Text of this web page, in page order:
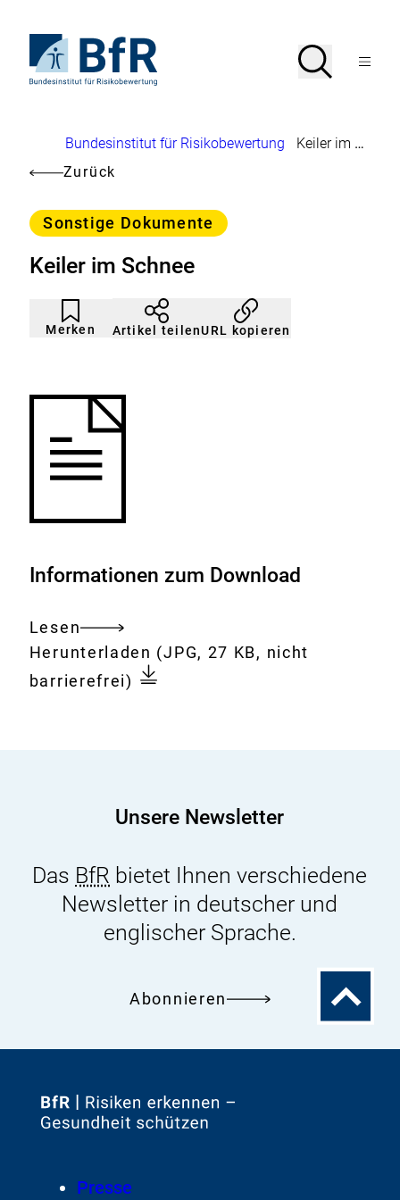
Seiteninhalt
springenStartseite
von
Suche
SucheMenü
Brotkrumennavigation
Bundesinstitut für Risikobewertung
Keiler im Schnee
Zurück
Kategorie
Sonstige Dokumente
Keiler im Schnee
Merken
Artikel
nicht
gemerkt
Durch
Klicken
der
Artikel teilenURL kopieren
Informationen zum Download
Lesen
Gesamtes
Dokument
Download:
Herunterladen Keiler
im
(JPG, 27 KB, nicht
barrierefrei)
Unsere Newsletter
Das BfR bietet Ihnen verschiedene
Newsletter in deutscher und
englischer Sprache.
Abonnieren
Zum
Zur
FooterPresse